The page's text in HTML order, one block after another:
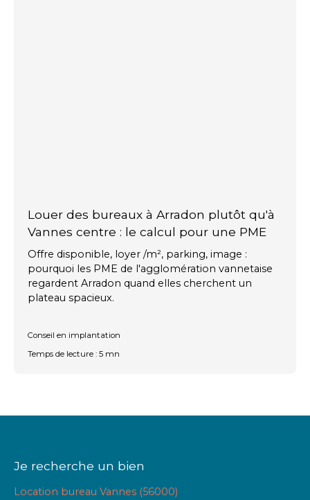
Louer des bureaux à Arradon plutôt qu'à
Vannes centre : le calcul pour une PME
Offre disponible, loyer /m², parking, image :
pourquoi les PME de l'agglomération vannetaise
regardent Arradon quand elles cherchent un
plateau spacieux.
Conseil en implantation
Temps de lecture : 5 mn
Je recherche un bien
Location bureau Vannes (56000)